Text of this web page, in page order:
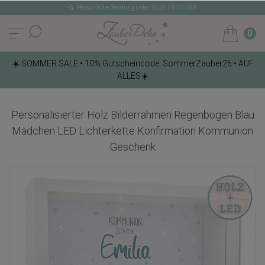
Persönliche Beratung unter: 02261-8175180
0
☀️ SOMMER SALE • 10% Gutscheincode: SommerZauber26 • AUF
ALLES☀️
Personalisierter Holz Bilderrahmen Regenbogen Blau
Mädchen LED Lichterkette Konfirmation Kommunion
Geschenk